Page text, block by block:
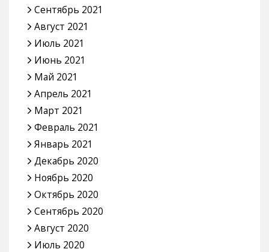
Сентябрь 2021
Август 2021
Июль 2021
Июнь 2021
Май 2021
Апрель 2021
Март 2021
Февраль 2021
Январь 2021
Декабрь 2020
Ноябрь 2020
Октябрь 2020
Сентябрь 2020
Август 2020
Июль 2020